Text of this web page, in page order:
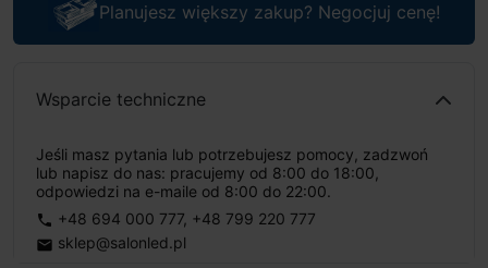
Planujesz większy zakup? Negocjuj cenę!
Wsparcie techniczne
Jeśli masz pytania lub potrzebujesz pomocy, zadzwoń
lub napisz do nas: pracujemy od 8:00 do 18:00,
odpowiedzi na e-maile od 8:00 do 22:00.
phone +48 694 000 777, +48 799 220 777
email sklep@salonled.pl